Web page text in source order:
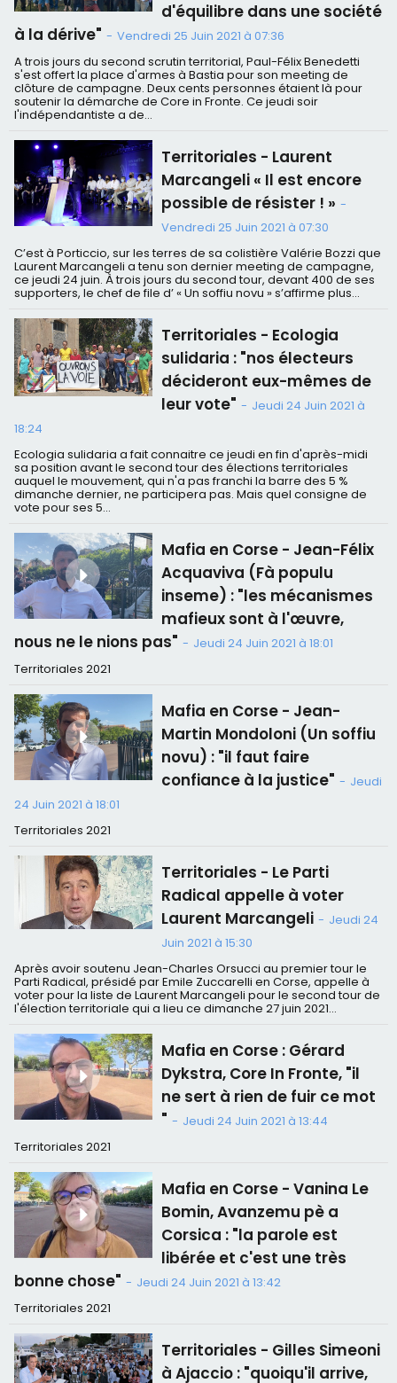
d'équilibre dans une société
à la dérive" - Vendredi 25 Juin 2021 à 07:36
A trois jours du second scrutin territorial, Paul-Félix Benedetti
s'est offert la place d'armes à Bastia pour son meeting de
clôture de campagne. Deux cents personnes étaient là pour
soutenir la démarche de Core in Fronte. Ce jeudi soir
l'indépendantiste a de...
Territoriales - Laurent
Marcangeli « Il est encore
possible de résister ! » -
Vendredi 25 Juin 2021 à 07:30
C’est à Porticcio, sur les terres de sa colistière Valérie Bozzi que
Laurent Marcangeli a tenu son dernier meeting de campagne,
ce jeudi 24 juin. À trois jours du second tour, devant 400 de ses
supporters, le chef de file d’ « Un soffiu novu » s’affirme plus...
Territoriales - Ecologia
sulidaria : "nos électeurs
décideront eux-mêmes de
leur vote" - Jeudi 24 Juin 2021 à
18:24
Ecologia sulidaria a fait connaitre ce jeudi en fin d'après-midi
sa position avant le second tour des élections territoriales
auquel le mouvement, qui n'a pas franchi la barre des 5 %
dimanche dernier, ne participera pas. Mais quel consigne de
vote pour ses 5...
Mafia en Corse - Jean-Félix
Acquaviva (Fà populu
inseme) : "les mécanismes
mafieux sont à l'œuvre,
nous ne le nions pas" - Jeudi 24 Juin 2021 à 18:01
Territoriales 2021
Mafia en Corse - Jean-
Martin Mondoloni (Un soffiu
novu) : "il faut faire
confiance à la justice" - Jeudi
24 Juin 2021 à 18:01
Territoriales 2021
Territoriales - Le Parti
Radical appelle à voter
Laurent Marcangeli - Jeudi 24
Juin 2021 à 15:30
Après avoir soutenu Jean-Charles Orsucci au premier tour le
Parti Radical, présidé par Emile Zuccarelli en Corse, appelle à
voter pour la liste de Laurent Marcangeli pour le second tour de
l'élection territoriale qui a lieu ce dimanche 27 juin 2021...
Mafia en Corse : Gérard
Dykstra, Core In Fronte, "il
ne sert à rien de fuir ce mot
" - Jeudi 24 Juin 2021 à 13:44
Territoriales 2021
Mafia en Corse - Vanina Le
Bomin, Avanzemu pè a
Corsica : "la parole est
libérée et c'est une très
bonne chose" - Jeudi 24 Juin 2021 à 13:42
Territoriales 2021
Territoriales - Gilles Simeoni
à Ajaccio : "quoiqu'il arrive,